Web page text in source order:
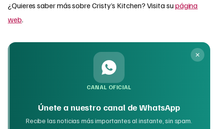
¿Quieres saber más sobre Cristy’s Kitchen? Visita supágina
web.
CANAL OFICIAL
Únete a nuestro canal de WhatsApp
Recibe las noticias más importantes al instante, sin spam.